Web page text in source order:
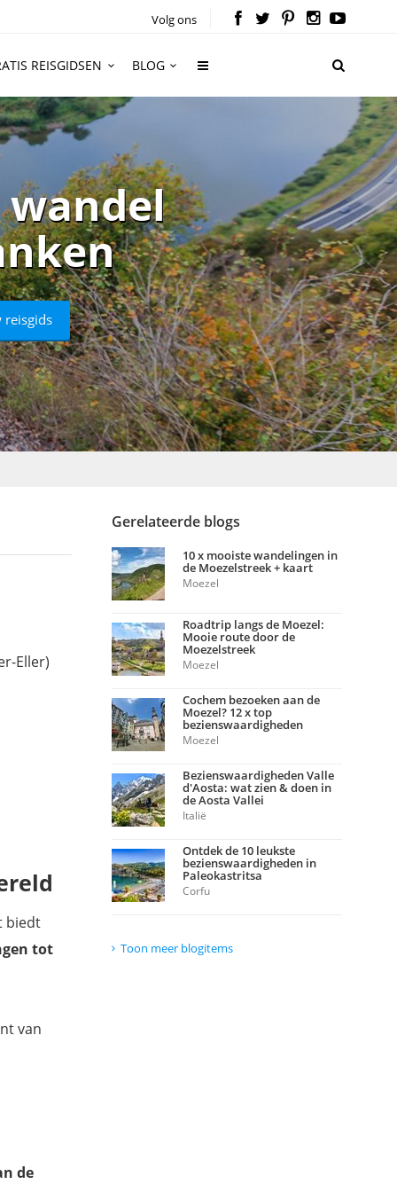
Volg ons
REISGIDSEN BLOG
reisgids
Eller)
biedt
tot
van
de
Gerelateerde blogs
10 x mooiste wandelingen in
de Moezelstreek + kaart
Moezel
Roadtrip langs de Moezel:
Mooie route door de
Moezelstreek
Moezel
Cochem bezoeken aan de
Moezel? 12 x top
bezienswaardigheden
Moezel
Bezienswaardigheden Valle
d'Aosta: wat zien & doen in
de Aosta Vallei
Italië
Ontdek de 10 leukste
bezienswaardigheden in
Paleokastritsa
Corfu
Toon meer blogitems